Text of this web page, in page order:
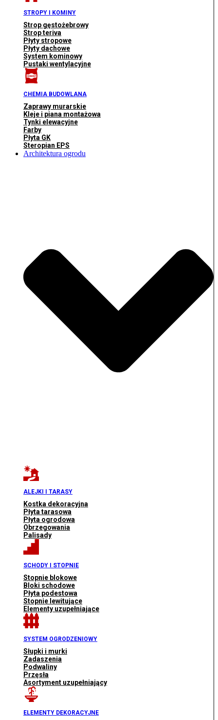
STROPY I KOMINY
Strop gęstożebrowy
Strop teriva
Płyty stropowe
Płyty dachowe
System kominowy
Pustaki wentylacyjne
CHEMIA BUDOWLANA
Zaprawy murarskie
Kleje i piana montażowa
Tynki elewacyjne
Farby
Płyta GK
Steropian EPS
Architektura ogrodu
ALEJKI I TARASY
Kostka dekoracyjna
Płyta tarasowa
Płyta ogrodowa
Obrzegowania
Palisady
SCHODY I STOPNIE
Stopnie blokowe
Bloki schodowe
Płyta podestowa
Stopnie lewitujące
Elementy uzupełniające
SYSTEM OGRODZENIOWY
Słupki i murki
Zadaszenia
Podwaliny
Przęsła
Asortyment uzupełniający
ELEMENTY DEKORACYJNE